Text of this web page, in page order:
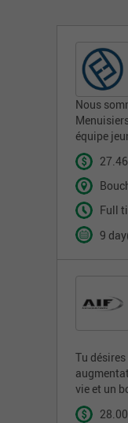
Nous
équipe
Full
9
Tu
vie et un